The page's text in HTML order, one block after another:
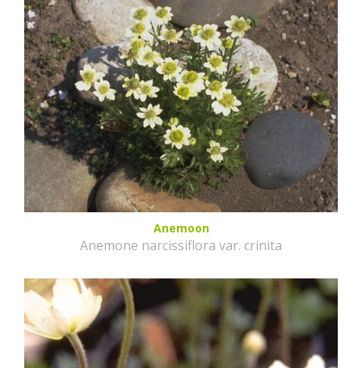
Anemoon
Anemone narcissiflora var. crinita